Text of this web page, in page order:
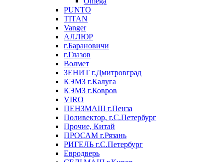
PUNTO
TITAN
Vanger
АЛЛЮР
г.Барановичи
г.Глазов
Волмет
ЗЕНИТ г.Дмитровград
КЭМЗ г.Калуга
КЭМЗ г.Ковров
VIRO
ПЕНЗМАШ г.Пенза
Поливектор, г.С.Петербург
Прочие, Китай
ПРОСАМ г.Рязань
РИГЕЛЬ г.С.Петербург
Евродверь